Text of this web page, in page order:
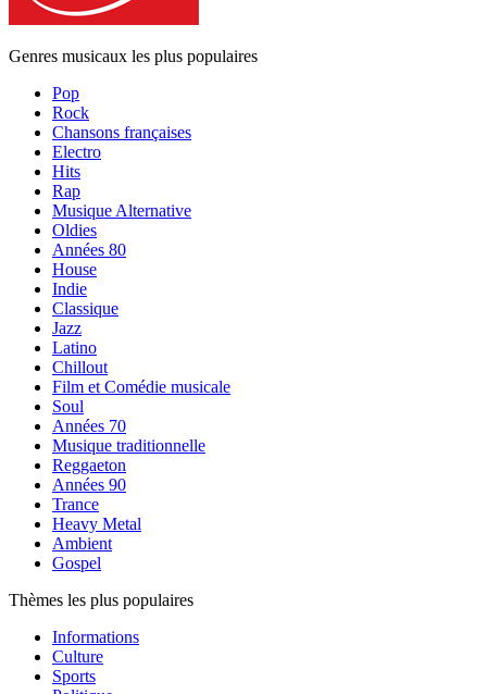
Genres musicaux les plus populaires
Pop
Rock
Chansons françaises
Electro
Hits
Rap
Musique Alternative
Oldies
Années 80
House
Indie
Classique
Jazz
Latino
Chillout
Film et Comédie musicale
Soul
Années 70
Musique traditionnelle
Reggaeton
Années 90
Trance
Heavy Metal
Ambient
Gospel
Thèmes les plus populaires
Informations
Culture
Sports